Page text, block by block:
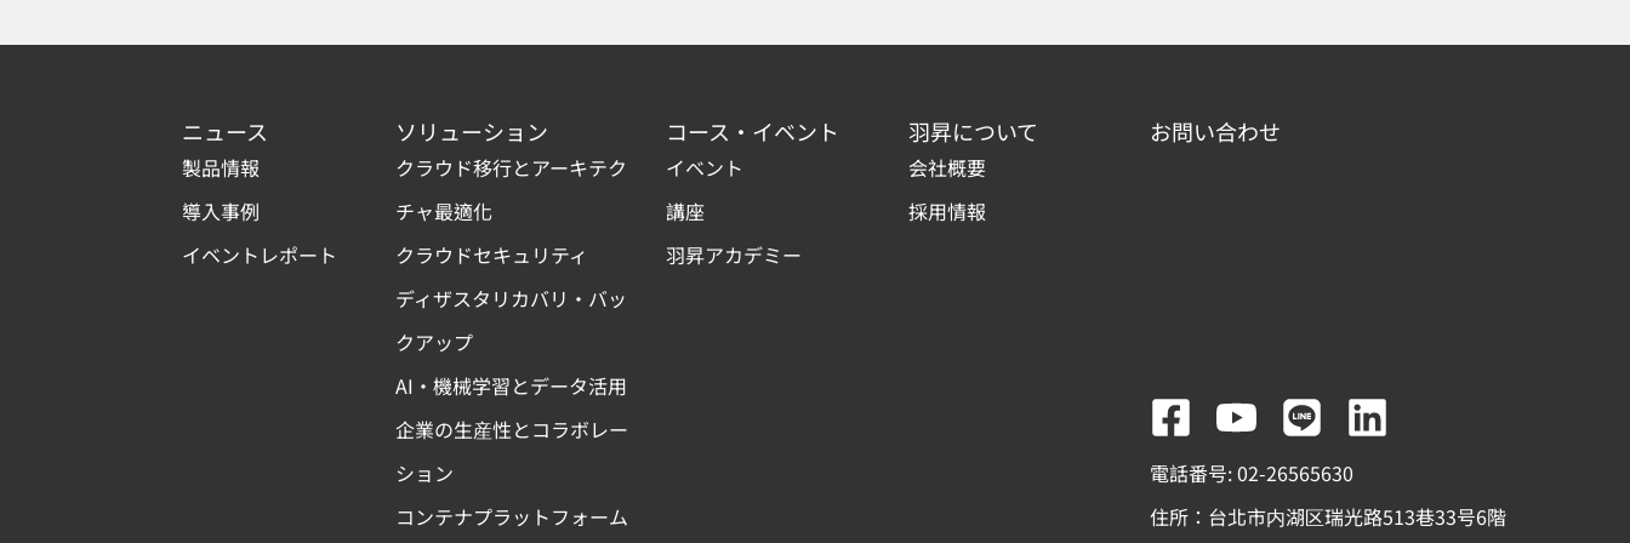
ニュース
製品情報
導入事例
イベントレポート
ソリューション
クラウド移行とアーキテク
チャ最適化
クラウドセキュリティ
ディザスタリカバリ・バッ
クアップ
AI・機械学習とデータ活用
企業の生産性とコラボレー
ション
コンテナプラットフォーム
コース・イベント
イベント
講座
羽昇アカデミー
羽昇について
会社概要
採用情報
お問い合わせ
F
a
c
Y
o
u
L
i
n
L
n
電話番号: 02-26565630
住所：台北市内湖区瑞光路513巷33号6階